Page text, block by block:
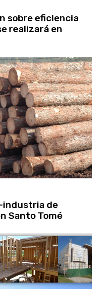
sobre eficiencia
realizará en
industria de
Santo Tomé